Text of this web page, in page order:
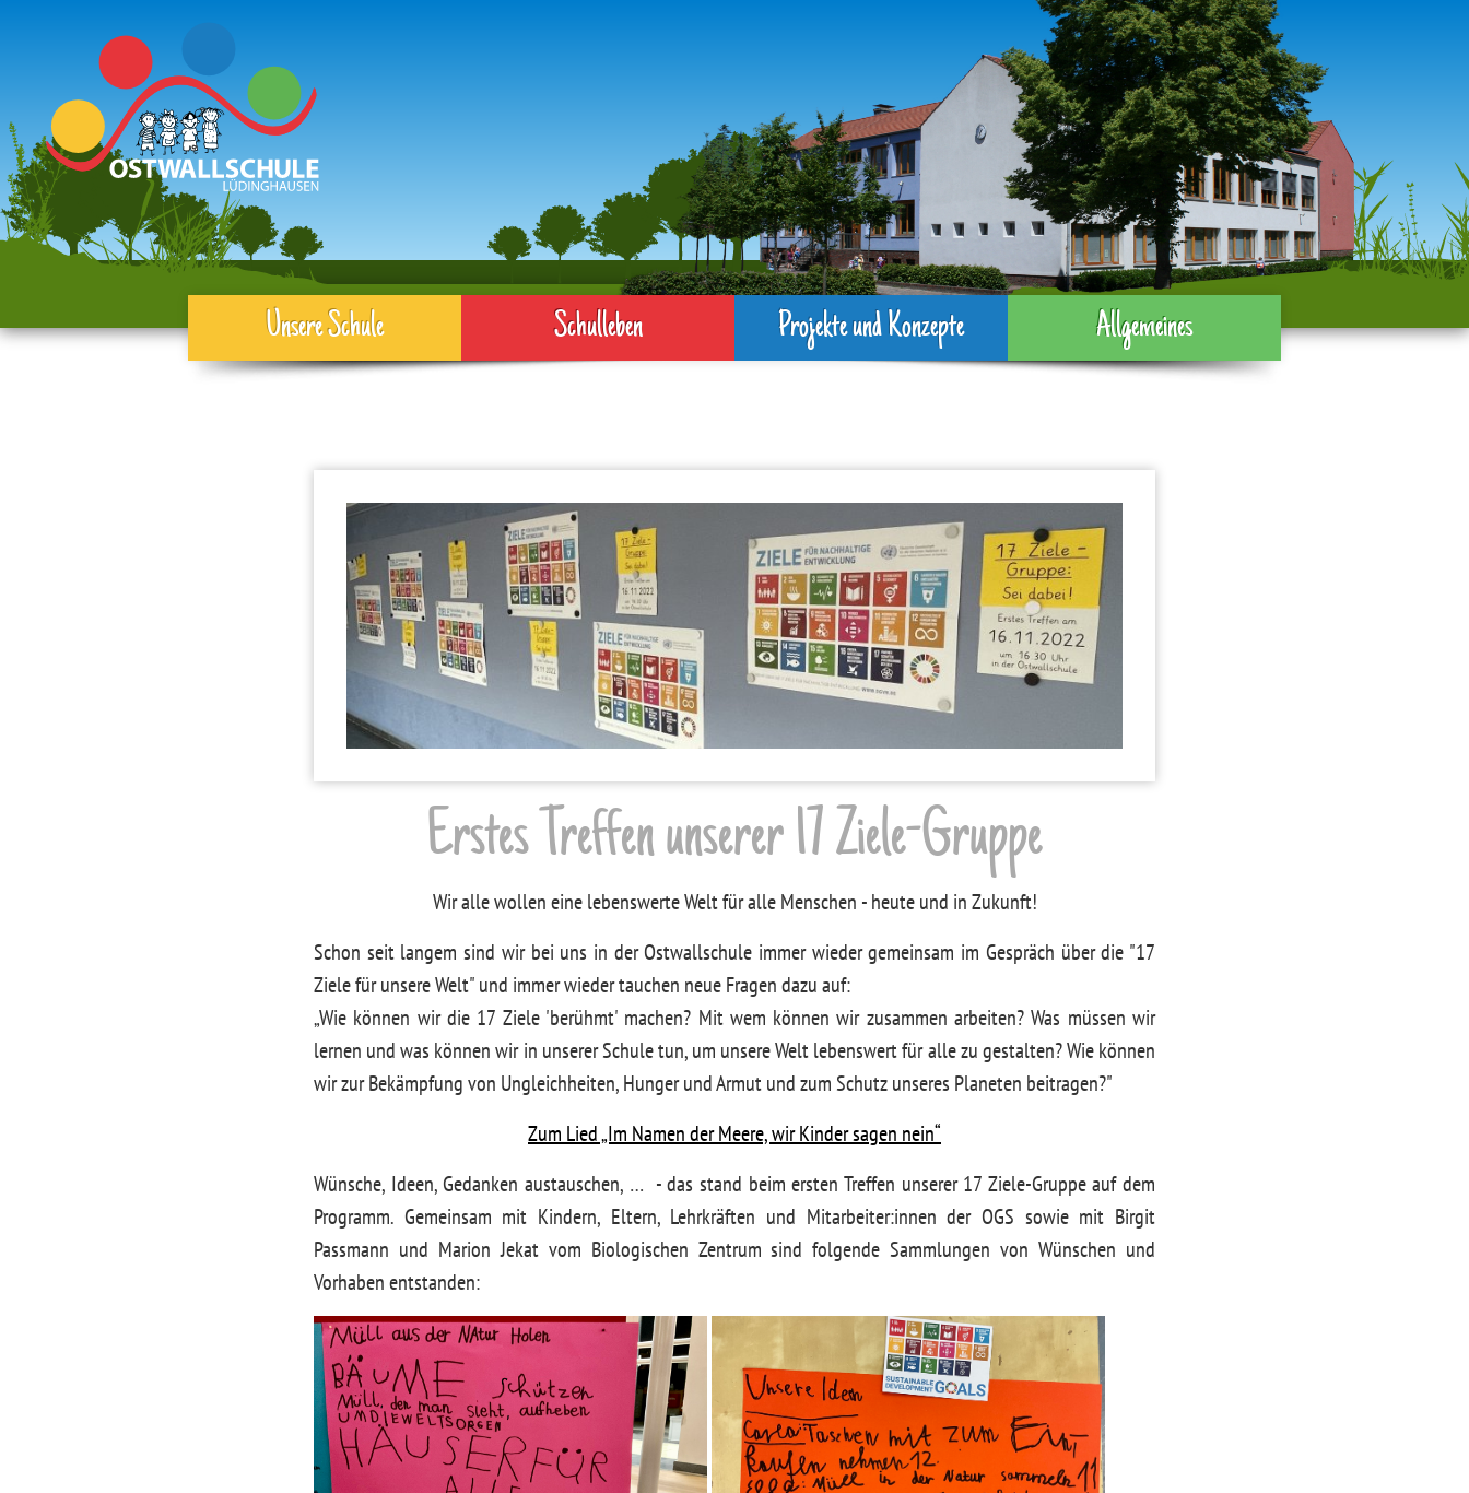
Unsere Schule Schulleben Projekte und Konzepte Allgemeines
Erstes Treffen unserer 17 Ziele-Gruppe
Wir alle wollen eine lebenswerte Welt für alle Menschen - heute und in Zukunft!
Schon seit langem sind wir bei uns in der Ostwallschule immer wieder gemeinsam im Gespräch über die "17
Ziele für unsere Welt" und immer wieder tauchen neue Fragen dazu auf:
„Wie können wir die 17 Ziele 'berühmt' machen? Mit wem können wir zusammen arbeiten? Was müssen wir
lernen und was können wir in unserer Schule tun, um unsere Welt lebenswert für alle zu gestalten? Wie können
wir zur Bekämpfung von Ungleichheiten, Hunger und Armut und zum Schutz unseres Planeten beitragen?"
Zum Lied „Im Namen der Meere, wir Kinder sagen nein“
Wünsche, Ideen, Gedanken austauschen, … - das stand beim ersten Treffen unserer 17 Ziele-Gruppe auf dem
Programm. Gemeinsam mit Kindern, Eltern, Lehrkräften und Mitarbeiter:innen der OGS sowie mit Birgit
Passmann und Marion Jekat vom Biologischen Zentrum sind folgende Sammlungen von Wünschen und
Vorhaben entstanden: